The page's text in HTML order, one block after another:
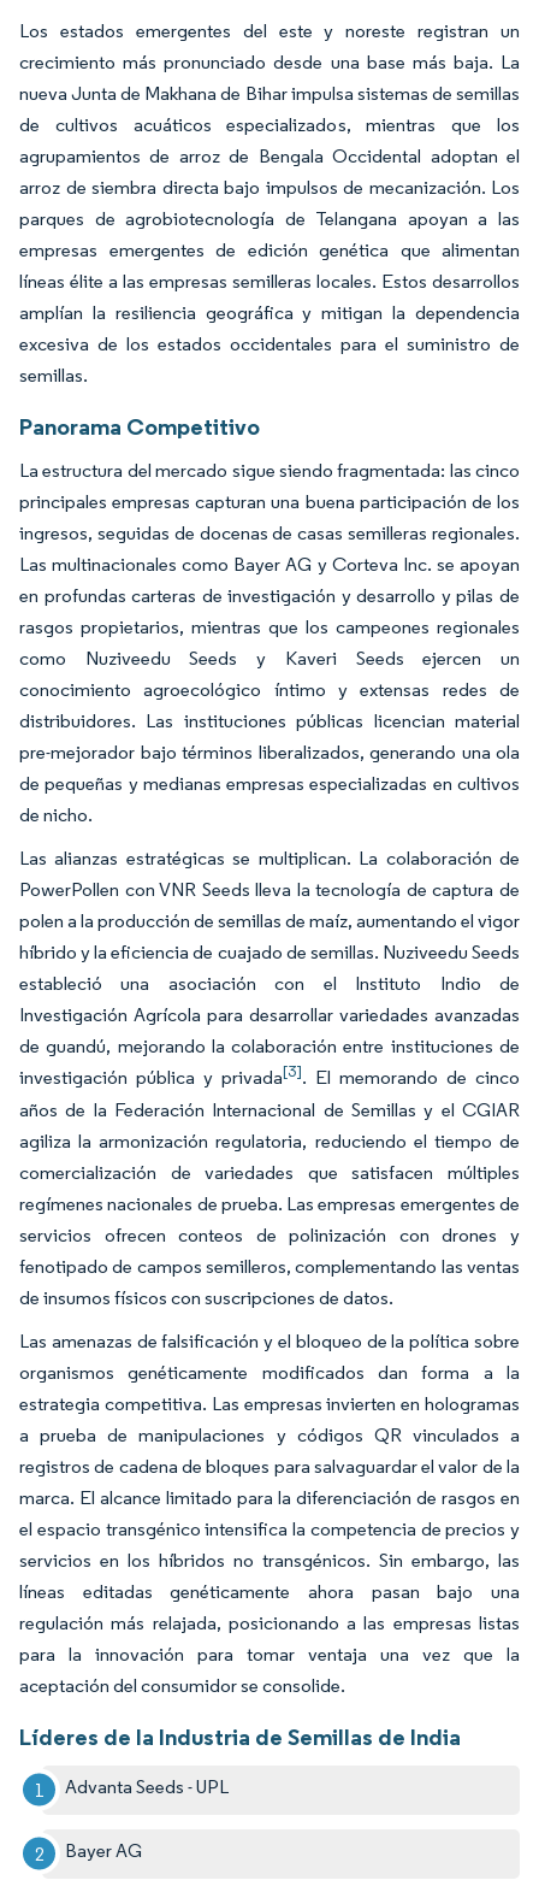
Los estados emergentes del este y noreste registran un
crecimiento más pronunciado desde una base más baja. La
nueva Junta de Makhana de Bihar impulsa sistemas de semillas
de cultivos acuáticos especializados, mientras que los
agrupamientos de arroz de Bengala Occidental adoptan el
arroz de siembra directa bajo impulsos de mecanización. Los
parques de agrobiotecnología de Telangana apoyan a las
empresas emergentes de edición genética que alimentan
líneas élite a las empresas semilleras locales. Estos desarrollos
amplían la resiliencia geográfica y mitigan la dependencia
excesiva de los estados occidentales para el suministro de
semillas.
Panorama Competitivo
La estructura del mercado sigue siendo fragmentada: las cinco
principales empresas capturan una buena participación de los
ingresos, seguidas de docenas de casas semilleras regionales.
Las multinacionales como Bayer AG y Corteva Inc. se apoyan
en profundas carteras de investigación y desarrollo y pilas de
rasgos propietarios, mientras que los campeones regionales
como Nuziveedu Seeds y Kaveri Seeds ejercen un
conocimiento agroecológico íntimo y extensas redes de
distribuidores. Las instituciones públicas licencian material
pre-mejorador bajo términos liberalizados, generando una ola
de pequeñas y medianas empresas especializadas en cultivos
de nicho.
Las alianzas estratégicas se multiplican. La colaboración de
PowerPollen con VNR Seeds lleva la tecnología de captura de
polen a la producción de semillas de maíz, aumentando el vigor
híbrido y la eficiencia de cuajado de semillas. Nuziveedu Seeds
estableció una asociación con el Instituto Indio de
Investigación Agrícola para desarrollar variedades avanzadas
de guandú, mejorando la colaboración entre instituciones de
investigación pública y privada[3]. El memorando de cinco
años de la Federación Internacional de Semillas y el CGIAR
agiliza la armonización regulatoria, reduciendo el tiempo de
comercialización de variedades que satisfacen múltiples
regímenes nacionales de prueba. Las empresas emergentes de
servicios ofrecen conteos de polinización con drones y
fenotipado de campos semilleros, complementando las ventas
de insumos físicos con suscripciones de datos.
Las amenazas de falsificación y el bloqueo de la política sobre
organismos genéticamente modificados dan forma a la
estrategia competitiva. Las empresas invierten en hologramas
a prueba de manipulaciones y códigos QR vinculados a
registros de cadena de bloques para salvaguardar el valor de la
marca. El alcance limitado para la diferenciación de rasgos en
el espacio transgénico intensifica la competencia de precios y
servicios en los híbridos no transgénicos. Sin embargo, las
líneas editadas genéticamente ahora pasan bajo una
regulación más relajada, posicionando a las empresas listas
para la innovación para tomar ventaja una vez que la
aceptación del consumidor se consolide.
Líderes de la Industria de Semillas de India
Advanta Seeds - UPL
Bayer AG